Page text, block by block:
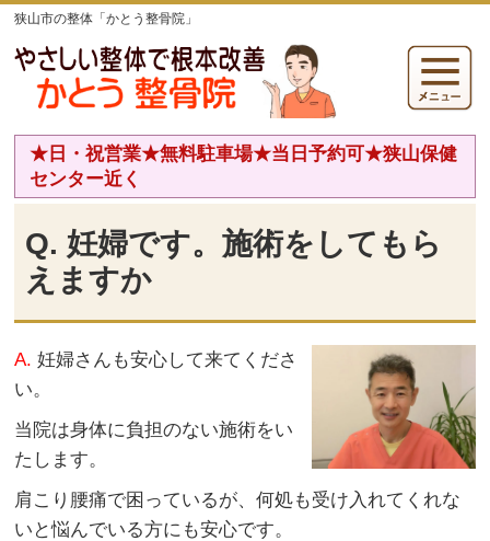
狭山市の整体「かとう整骨院」
★日・祝営業★無料駐車場★当日予約可★狭山保健
センター近く
Q. 妊婦です。施術をしてもら
えますか
A. 妊婦さんも安心して来てくださ
い。
当院は身体に負担のない施術をい
たします。
肩こり腰痛で困っているが、何処も受け入れてくれな
いと悩んでいる方にも安心です。